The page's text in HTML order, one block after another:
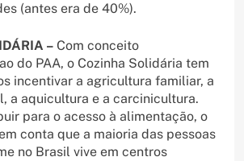
(antes era de 40%).
– Com conceito
do PAA, o Cozinha Solidária tem
incentivar a agricultura familiar, a
a aquicultura e a carcinicultura.
para o acesso à alimentação, o
conta que a maioria das pessoas
no Brasil vive em centros